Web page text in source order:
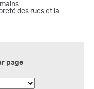
des rues et la
page